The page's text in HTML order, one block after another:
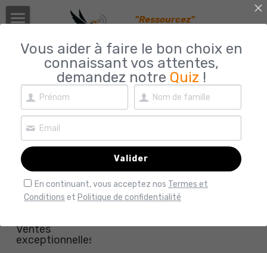
"Ressourcez"
News / Affaires
Mon approche
Comment procéder ?
Arbitrer : Triangle impossible
7 règles incontournables
Les petits plus
Sélection
Analogique
DACs
CGV
Rechercher
Bonnes affaires
Ventes
exceptionnelles
Vous aider à faire le bon choix en
connaissant vos attentes,
demandez notre Quiz !
Valider
En continuant, vous acceptez nos Termes et
Conditions et Politique de confidentialité